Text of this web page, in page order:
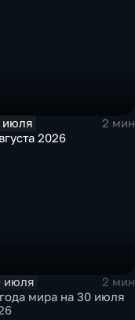
июля
2 мин
2026
июля
2 мин
мира на 30 июля